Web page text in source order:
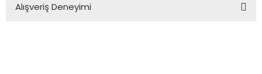
konularda yetersiz gördüğünüz noktaları öneri formunu
Alışveriş Deneyimi